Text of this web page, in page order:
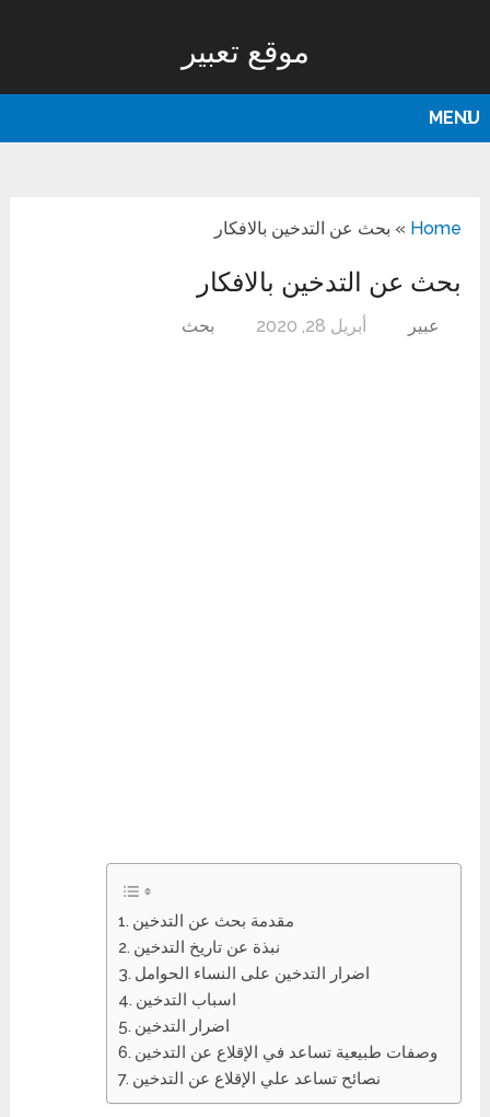
موقع تعبير
MENU
Home
» بحث عن التدخين بالافكار
بحث عن التدخين بالافكار
عبير أبريل 28, 2020 بحث
مقدمة بحث عن التدخين
نبذة عن تاريخ التدخين
اضرار التدخين على النساء الحوامل
اسباب التدخين
اضرار التدخين
وصفات طبيعية تساعد في الإقلاع عن التدخين
نصائح تساعد علي الإقلاع عن التدخين